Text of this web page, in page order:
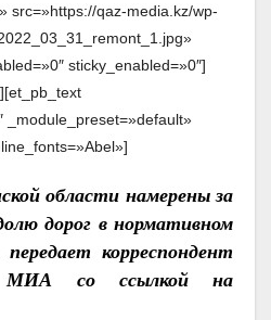
src=»https://qaz-media.kz/wp-
sticky_enabled=»0″]
_module_preset=»default»
области намерены за
дорог в нормативном
корреспондент
МИА со ссылкой на